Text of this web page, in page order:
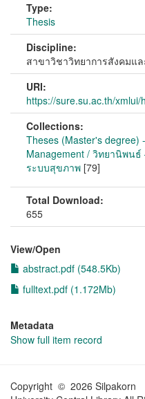
Type:
Thesis
Discipline:
สาขาวิชาวิทยาการสังคมแ
URI:
https://sure.su.ac.th/
Collections:
Theses (Master's degree)
Management / วิทยานิพน
ระบบสุขภาพ [79]
Total Download:
655
View/Open
abstract.pdf (548.5Kb)
fulltext.pdf (1.172Mb)
Metadata
Show full item record
Copyright © 2026 Silpakorn